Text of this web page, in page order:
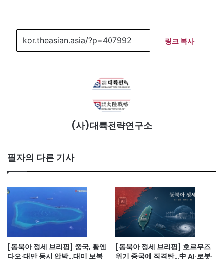
링크 복사
(사)대륙전략연구소
필자의 다른 기사
[동북아 정세 브리핑] 중국, 황옌
다오·대만 동시 압박…대미 보복
[동북아 정세 브리핑] 호르무즈
위기 중국에 직격탄…中 AI·로봇·